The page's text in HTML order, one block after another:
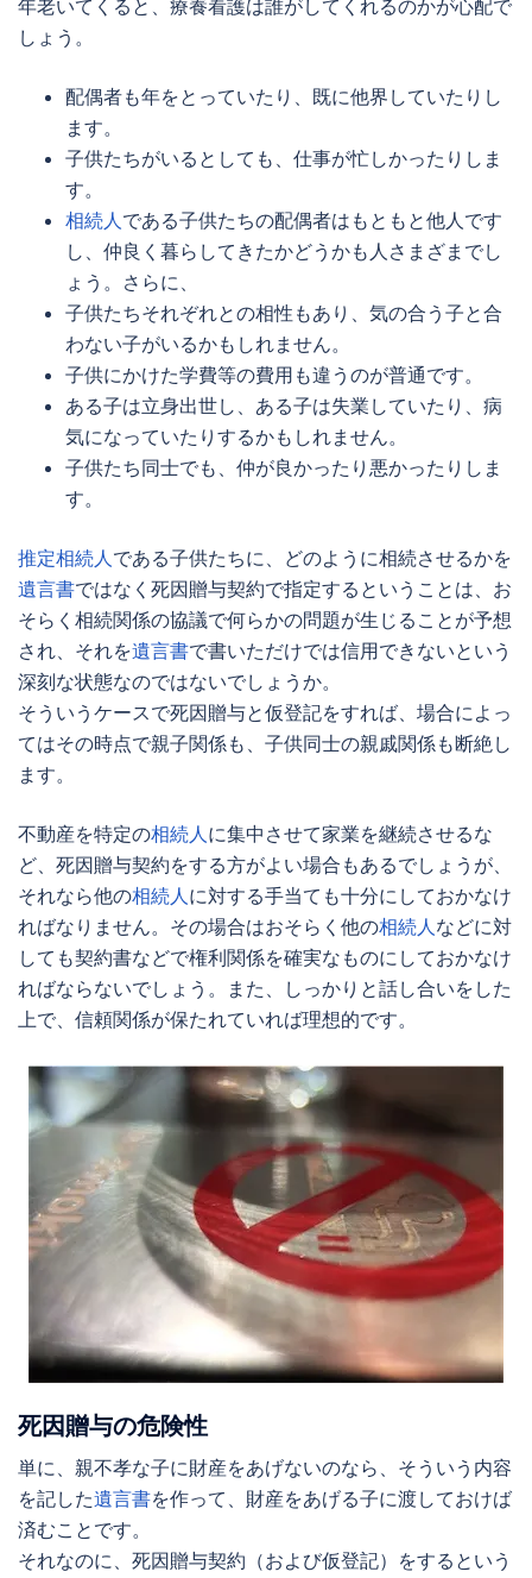
年老いてくると、療養看護は誰がしてくれるのかが心配で
しょう。
配偶者も年をとっていたり、既に他界していたりし
ます。
子供たちがいるとしても、仕事が忙しかったりしま
す。
相続人である子供たちの配偶者はもともと他人です
し、仲良く暮らしてきたかどうかも人さまざまでし
ょう。さらに、
子供たちそれぞれとの相性もあり、気の合う子と合
わない子がいるかもしれません。
子供にかけた学費等の費用も違うのが普通です。
ある子は立身出世し、ある子は失業していたり、病
気になっていたりするかもしれません。
子供たち同士でも、仲が良かったり悪かったりしま
す。
推定相続人である子供たちに、どのように相続させるかを
遺言書ではなく 死因贈与契約で指定するということは、お
そらく相続関係の協議で何らかの問題が生じることが予想
され、それを遺言書で書いただけでは信用できないという
深刻な状態なのではないでしょうか。
そういうケースで死因贈与と仮登記をすれば、場合によっ
てはその時点で親子関係も、子供同士の親戚関係も断絶し
ます。
不動産を特定の相続人に集中させて家業を継続させるな
ど、 死因贈与契約をする方がよい場合もあるでしょうが、
それなら他の相続人に対する手当ても十分にしておかなけ
ればなりません。その場合はおそらく他の相続人などに対
しても契約書などで権利関係を確実なものにしておかなけ
ればならないでしょう。また、しっかりと話し合いをした
上で、信頼関係が保たれていれば理想的です。
死因贈与の危険性
単に、親不孝な子に財産をあげないのなら、そういう内容
を記した遺言書を作って、財産をあげる子に渡しておけば
済むことです。
それなのに、 死因贈与契約 （および仮登記）をするという